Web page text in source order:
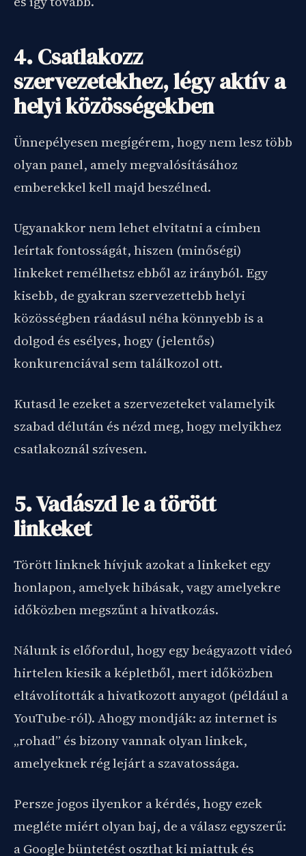
4. Csatlakozz
szervezetekhez, légy aktív a
helyi közösségekben
Ünnepélyesen megígérem, hogy nem lesz több
olyan panel, amely megvalósításához
emberekkel kell majd beszélned.
Ugyanakkor nem lehet elvitatni a címben
leírtak fontosságát, hiszen (minőségi)
linkeket remélhetsz ebből az irányból. Egy
kisebb, de gyakran szervezettebb helyi
közösségben ráadásul néha könnyebb is a
dolgod és esélyes, hogy (jelentős)
konkurenciával sem találkozol ott.
Kutasd le ezeket a szervezeteket valamelyik
szabad délután és nézd meg, hogy melyikhez
csatlakoznál szívesen.
5. Vadászd le a törött
linkeket
Törött linknek hívjuk azokat a linkeket egy
honlapon, amelyek hibásak, vagy amelyekre
időközben megszűnt a hivatkozás.
Nálunk is előfordul, hogy egy beágyazott videó
hirtelen kiesik a képletből, mert időközben
eltávolították a hivatkozott anyagot (például a
YouTube-ról). Ahogy mondják: az internet is
„rohad” és bizony vannak olyan linkek,
amelyeknek rég lejárt a szavatossága.
Persze jogos ilyenkor a kérdés, hogy ezek
megléte miért olyan baj, de a válasz egyszerű:
a Google büntetést oszthat ki miattuk és